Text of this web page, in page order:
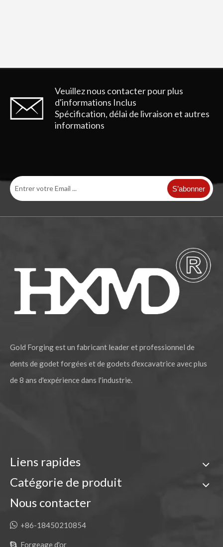
Veuillez nous contacter pour plus
d'informations Inclus
Spécification, délai de livraison et autres
informations
S’abonner
Gold Forging est un fabricant leader et professionnel de
dents de godet forgées et de godets d'excavatrice avec plus
de 8 ans d'expérience dans l'industrie.
Liens rapides
Catégorie de produit
Nous contacter
 +86-18450210854
 Forgeage d'or